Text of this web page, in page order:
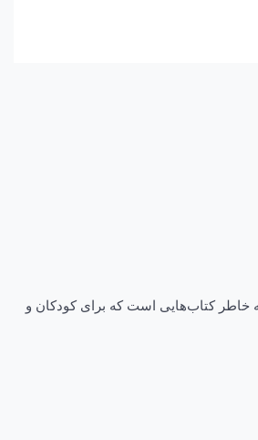
ایرانی است. شهرت او به خاطر کتاب‌هایی است که برای کودکان و